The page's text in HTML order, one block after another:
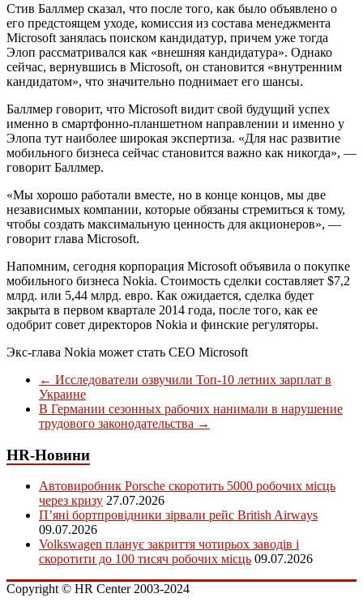
Стив Баллмер сказал, что после того, как было объявлено о
его предстоящем уходе, комиссия из состава менеджмента
Microsoft занялась поиском кандидатур, причем уже тогда
Элоп рассматривался как «внешняя кандидатура». Однако
сейчас, вернувшись в Microsoft, он становится «внутренним
кандидатом», что значительно поднимает его шансы.
Баллмер говорит, что Microsoft видит свой будущий успех
именно в смартфонно-планшетном направлении и именно у
Элопа тут наиболее широкая экспертиза. «Для нас развитие
мобильного бизнеса сейчас становится важно как никогда», —
говорит Баллмер.
«Мы хорошо работали вместе, но в конце концов, мы две
независимых компании, которые обязаны стремиться к тому,
чтобы создать максимальную ценность для акционеров», —
говорит глава Microsoft.
Напомним, сегодня корпорация Microsoft объявила о покупке
мобильного бизнеса Nokia. Стоимость сделки составляет $7,2
млрд. или 5,44 млрд. евро. Как ожидается, сделка будет
закрыта в первом квартале 2014 года, после того, как ее
одобрит совет директоров Nokia и финские регуляторы.
Экс-глава Nokia может стать CEO Microsoft
← Исследователи озвучили Топ-10 летних зарплат в
Украине
В Германии сезонных рабочих нанимали в нарушение
трудового законодательства →
HR-Новини
Автовиробник Porsche скоротить 5000 робочих місць
через кризу 27.07.2026
П’яні бортпровідники зірвали рейс British Airways
09.07.2026
Volkswagen планує закриття чотирьох заводів і
скоротити до 100 тисяч робочих місць 09.07.2026
Copyright © HR Center 2003-2024